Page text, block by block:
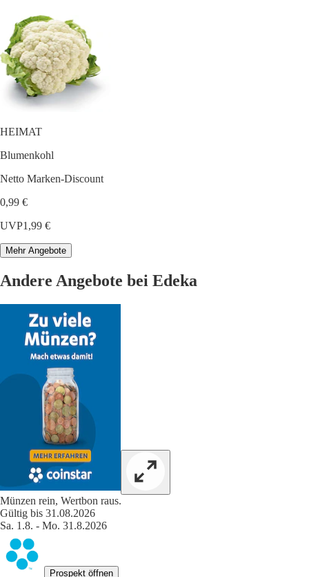
HEIMAT
Blumenkohl
Netto Marken-Discount
0,99 €
UVP1,99 €
Mehr Angebote
Andere Angebote bei Edeka
Münzen rein, Wertbon raus.
Gültig bis 31.08.2026
Sa. 1.8. - Mo. 31.8.2026
Prospekt öffnen